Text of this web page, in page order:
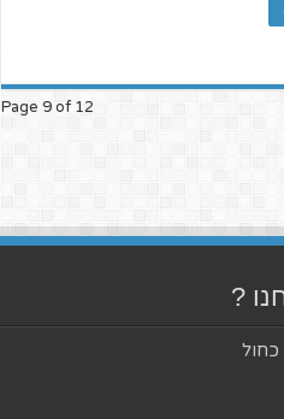
Page 9 of 12
?